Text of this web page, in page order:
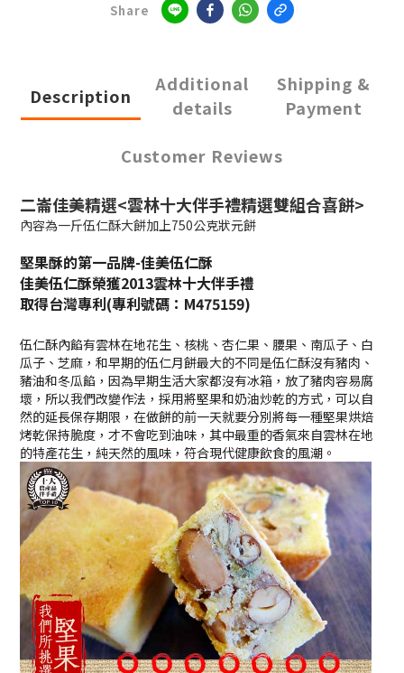
Share
Description
Additional
details
Shipping &
Payment
Customer Reviews
二崙佳美精選<雲林十大伴手禮精選雙組合喜餅>
內容為一斤伍仁酥大餅加上750公克狀元餅
堅果酥的第一品牌-佳美伍仁酥
佳美伍仁酥榮獲2013雲林十大伴手禮
取得台灣專利(專利號碼：M475159)
伍仁酥內餡有雲林在地花生、核桃、杏仁果、腰果、南瓜子、白
瓜子、芝麻， 和早期的伍仁月餅最大的不同是伍仁酥沒有豬肉、
豬油和冬瓜餡，因為早期生活大家都沒有冰箱，放了豬肉容易腐
壞，所以我們改變作法，採用將堅果和奶油炒乾的方式，可以自
然的延長保存期限，在做餅的前一天就要分別將每一種堅果烘焙
烤乾保持脆度，才不會吃到油味，其中最重的香氣來自雲林在地
的特產花生，純天然的風味，符合現代健康飲食的風潮。